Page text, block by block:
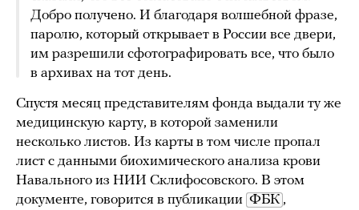
Добро получено. И благодаря волшебной фразе,
паролю, который открывает в России все двери,
им разрешили сфотографировать все, что было
в архивах на тот день.
Спустя месяц представителям фонда выдали ту же
медицинскую карту, в которой заменили
несколько листов. Из карты в том числе пропал
лист с данными биохимического анализа крови
Навального из НИИ Склифосовского. В этом
документе, говорится в публикации ФБК ,